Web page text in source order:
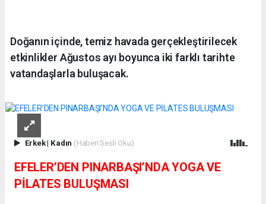
Doğanın içinde, temiz havada gerçekleştirilecek
etkinlikler Ağustos ayı boyunca iki farklı tarihte
vatandaşlarla buluşacak.
Erkek| Kadın (Haberi Sesli Oku)
EFELER’DEN PINARBAŞI’NDA YOGA VE
PİLATES BULUŞMASI